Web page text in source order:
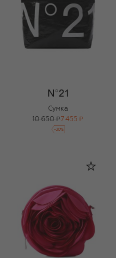
Сумка
10 650 ₽7 455 ₽
-30%